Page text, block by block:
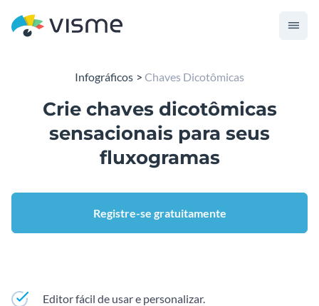
Infográficos Chaves Dicotômicas
Crie chaves dicotômicas
sensacionais para seus
fluxogramas
Registre-se gratuitamente
Editor fácil de usar e personalizar.